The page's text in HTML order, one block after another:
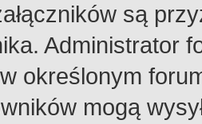
są
Administrator
określonym
mogą